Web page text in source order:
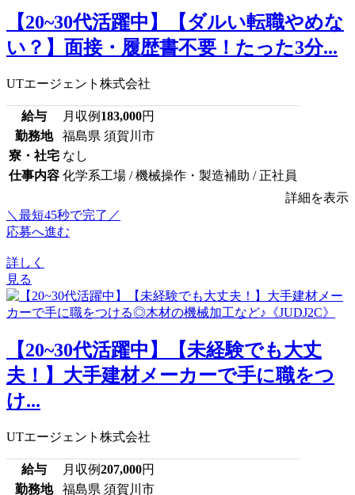
【20~30代活躍中】【ダルい転職やめな
い？】面接・履歴書不要！たった3分...
UTエージェント株式会社
給与 月収例 183,000円
勤務地
福島県 須賀川市
寮・社宅 なし
仕事内容 化学系工場 / 機械操作・製造補助 / 正社員
詳細を表示
＼最短45秒で完了／
応募へ進む
詳しく
見る
【20~30代活躍中】【未経験でも大丈
夫！】大手建材メーカーで手に職をつ
け...
UTエージェント株式会社
給与 月収例207,000円
勤務地
福島県 須賀川市